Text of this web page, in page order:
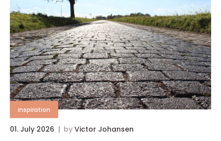
inspiration
01. July 2026 by Victor Johansen